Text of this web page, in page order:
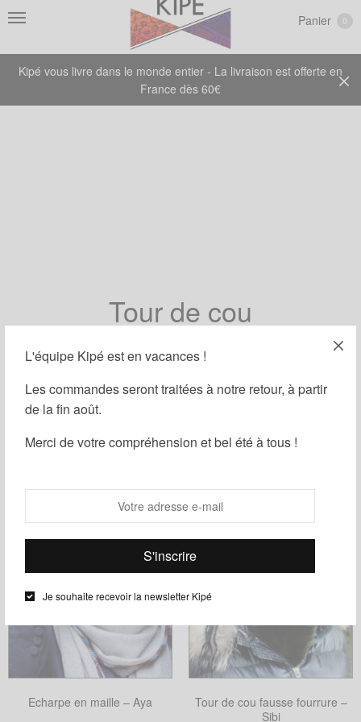
L'équipe Kipé est en vacances !
Les commandes seront traitées à notre retour, à partir
de la fin août.
Merci de votre compréhension et bel été à tous !
Je souhaite recevoir la newsletter Kipé
Kipé vous livre dans le monde entier - La livraison est offerte en
France dès 60€
Panier
Tour de cou
Filtrer
Echarpe en maille – Aya
Tour de cou fausse fourrure –
Sibi